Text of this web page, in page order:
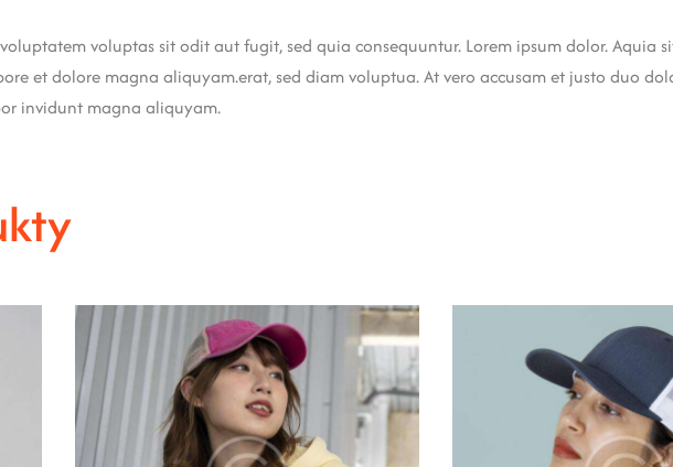
voluptas sit odit aut fugit, sed quia consequuntur. Lorem ipsum dolor. Aquia
et dolore magna aliquyam.erat, sed diam voluptua. At vero accusam et justo duo
invidunt magna aliquyam.